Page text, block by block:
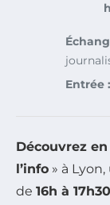
Entrée :
Découvrez
l’info » à
de 16h à 17h30